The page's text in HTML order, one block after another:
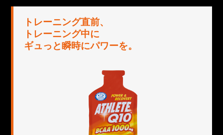
トレーニング直前、
トレーニング中に
ギュっと瞬時にパワーを。